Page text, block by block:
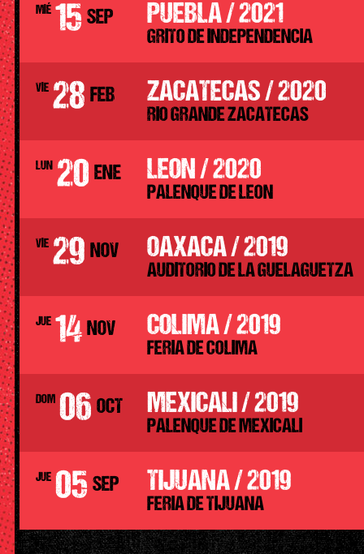
MIÉ 15 SEP PUEBLA / 2021
GRITO DE INDEPENDENCIA
VIE 28 FEB ZACATECAS / 2020
RIO GRANDE ZACATECAS
LUN 20 ENE LEON / 2020
PALENQUE DE LEON
VIE 29 NOV OAXACA / 2019
AUDITORIO DE LA GUELAGUETZA
JUE 14 NOV COLIMA / 2019
FERIA DE COLIMA
DOM 06 OCT MEXICALI / 2019
PALENQUE DE MEXICALI
JUE 05 SEP TIJUANA / 2019
FERIA DE TIJUANA